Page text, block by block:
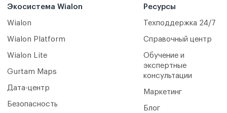
Экосистема Wialon
Wialon
Wialon Platform
Wialon Lite
Gurtam Maps
Дата-центр
Безопасность
Ресурсы
Техподдержка 24/7
Справочный центр
Обучение и
экспертные
консультации
Маркетинг
Блог